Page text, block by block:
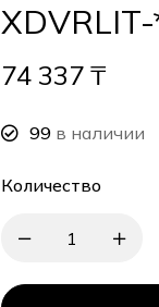
74 337 ₸
99 в наличии
Количество